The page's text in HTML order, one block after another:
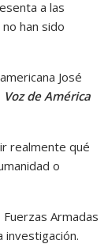
a las
han sido
José
Voz de América
realmente qué
o
Armadas
investigación.